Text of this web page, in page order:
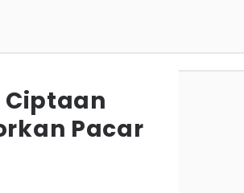
Ciptaan
Pacar